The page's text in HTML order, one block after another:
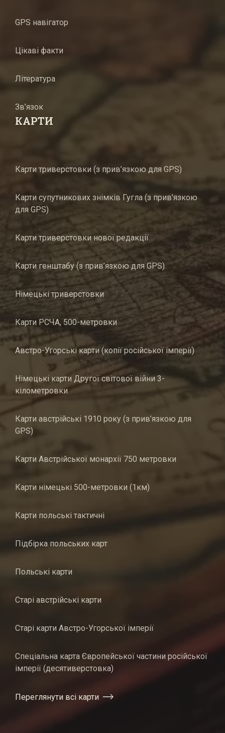
GPS навігатор
Цікаві факти
Література
Зв’язок
КАРТИ
Карти триверстовки (з прив’язкою для GPS)
Карти супутникових знімків Гугла (з прив’язкою
для GPS)
Карти триверстовки нової редакції
Карти генштабу (з прив’язкою для GPS)
Німецькі триверстовки
Карти РСЧА, 500-метровки
Австро-Угорські карти (копії російської імперії)
Німецькі карти Другої світової війни 3-
кілометровки
Карти австрійські 1910 року (з прив’язкою для
GPS)
Карти Австрійської монархії 750 метровки
Карти німецькі 500-метровки (1км)
Карти польські тактичні
Підбірка польських карт
Польські карти
Старі австрійські карти
Старі карти Австро-Угорської імперії
Спеціальна карта Європейської частини російської
імперії (десятиверстовка)
Переглянути всі карти